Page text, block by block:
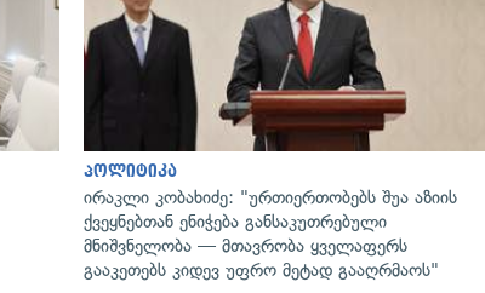
პოლიტიკა
ირაკლი კობახიძე: "ურთიერთობებს შუა აზიის
ქვეყნებთან ენიჭება განსაკუთრებული
მნიშვნელობა — მთავრობა ყველაფერს
გააკეთებს კიდევ უფრო მეტად გააღრმაოს"